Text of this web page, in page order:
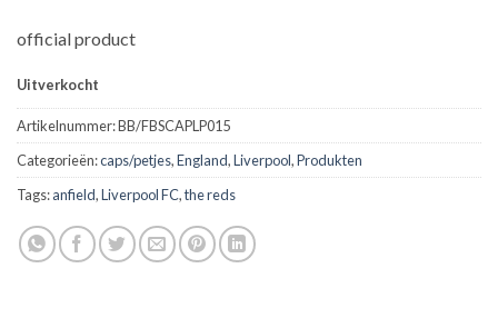
official product
Uitverkocht
Artikelnummer:BB/FBSCAPLP015
Categorieën:caps/petjes,England,Liverpool,Produkten
Tags:anfield,Liverpool FC,the reds